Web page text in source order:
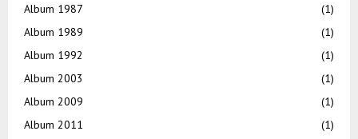
Album 1987
(1)
Album 1989
(1)
Album 1992
(1)
Album 2003
(1)
Album 2009
(1)
Album 2011
(1)